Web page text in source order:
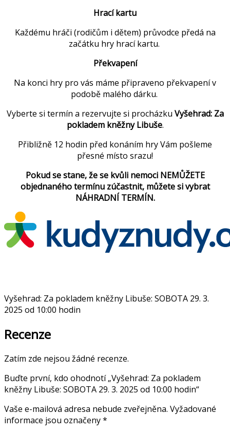
Hrací kartu
Každému hráči (rodičům i dětem) průvodce předá na
začátku hry hrací kartu.
Překvapení
Na konci hry pro vás máme připraveno překvapení v
podobě malého dárku.
Vyberte si termín a rezervujte si procházku Vyšehrad: Za
pokladem kněžny Libuše.
Přibližně 12 hodin před konáním hry Vám pošleme
přesné místo srazu!
Pokud se stane, že se kvůli nemoci NEMŮŽETE
objednaného termínu zúčastnit, můžete si vybrat
NÁHRADNÍ TERMÍN.
Vyšehrad: Za pokladem kněžny Libuše: SOBOTA 29. 3.
2025 od 10:00 hodin
Recenze
Zatím zde nejsou žádné recenze.
Buďte první, kdo ohodnotí „Vyšehrad: Za pokladem
kněžny Libuše: SOBOTA 29. 3. 2025 od 10:00 hodin“
Vaše e-mailová adresa nebude zveřejněna. Vyžadované
informace jsou označeny*